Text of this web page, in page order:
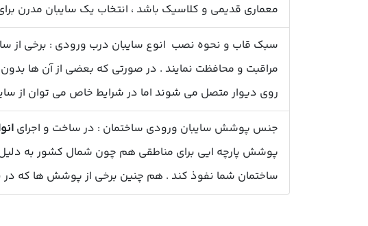
معماری قدیمی و کلاسیک باشد ، انتخاب یک سایبان مدرن
سبک قاب و نحوه نصب انوع سایبان درب ورودی : برخی از
مراقبت و محافظت نمایند . در صورتی که بعضی از آن ها
روی دیوار متصل می شوند اما در شرایط خاص می توان از
جنس پوشش سایبان ورودی ساختمان : در ساخت و اجرای
پوشش پارچه ایی برای مناطقی هم چون شمال کشور به
ساختمان شما نفوذ کند . هم چنین برخی از پوشش ها که در